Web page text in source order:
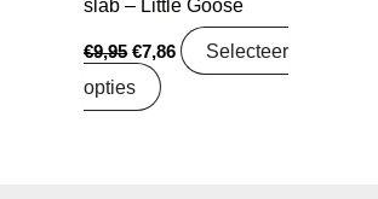
slab – Little Goose
€9,95 €7,86
Selecteer
opties